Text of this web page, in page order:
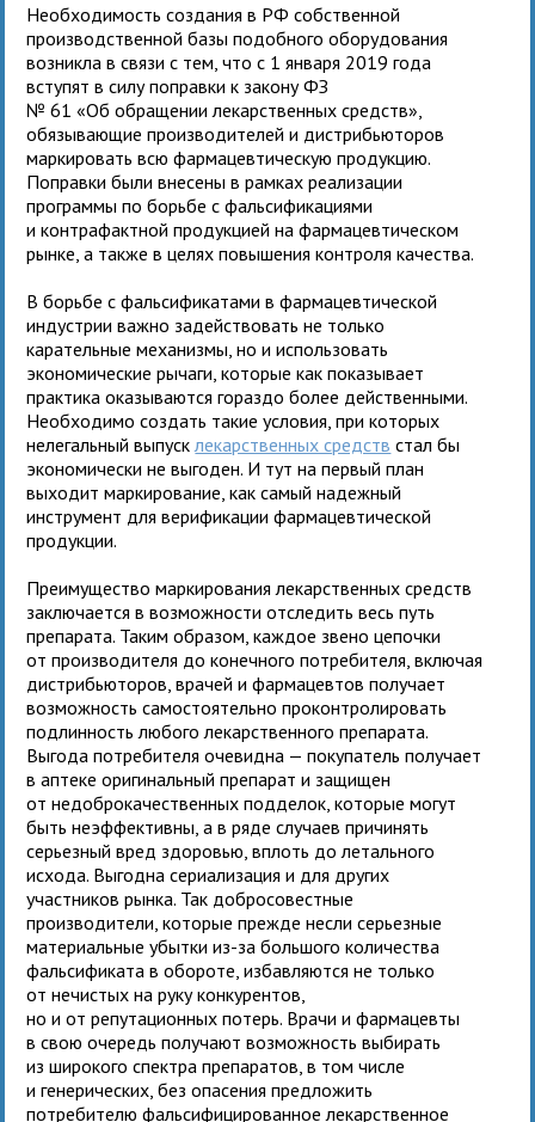
Необходимость создания в РФ собственной
производственной базы подобного оборудования
возникла в связи с тем, что с 1 января 2019 года
вступят в силу поправки к закону ФЗ
№ 61 «Об обращении лекарственных средств»,
обязывающие производителей и дистрибьюторов
маркировать всю фармацевтическую продукцию.
Поправки были внесены в рамках реализации
программы по борьбе с фальсификациями
и контрафактной продукцией на фармацевтическом
рынке, а также в целях повышения контроля качества.
В борьбе с фальсификатами в фармацевтической
индустрии важно задействовать не только
карательные механизмы, но и использовать
экономические рычаги, которые как показывает
практика оказываются гораздо более действенными.
Необходимо создать такие условия, при которых
нелегальный выпусклекарственных средств стал бы
экономически не выгоден. И тут на первый план
выходит маркирование, как самый надежный
инструмент для верификации фармацевтической
продукции.
Преимущество маркирования лекарственных средств
заключается в возможности отследить весь путь
препарата. Таким образом, каждое звено цепочки
от производителя до конечного потребителя, включая
дистрибьюторов, врачей и фармацевтов получает
возможность самостоятельно проконтролировать
подлинность любого лекарственного препарата.
Выгода потребителя очевидна — покупатель получает
в аптеке оригинальный препарат и защищен
от недоброкачественных подделок, которые могут
быть неэффективны, а в ряде случаев причинять
серьезный вред здоровью, вплоть до летального
исхода. Выгодна сериализация и для других
участников рынка. Так добросовестные
производители, которые прежде несли серьезные
материальные убытки из-за большого количества
фальсификата в обороте, избавляются не только
от нечистых на руку конкурентов,
но и от репутационных потерь. Врачи и фармацевты
в свою очередь получают возможность выбирать
из широкого спектра препаратов, в том числе
и генерических, без опасения предложить
потребителю фальсифицированное лекарственное